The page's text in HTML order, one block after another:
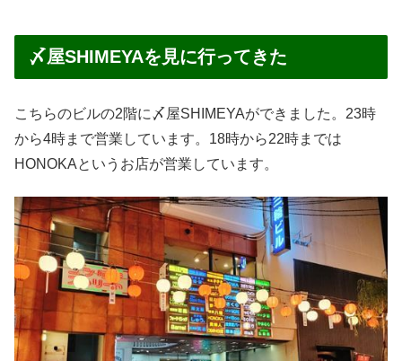
〆屋SHIMEYAを見に行ってきた
こちらのビルの2階に〆屋SHIMEYAができました。23時
から4時まで営業しています。18時から22時までは
HONOKAというお店が営業しています。